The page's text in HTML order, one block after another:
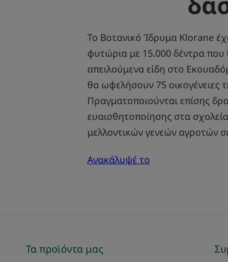
Το Βοτανικό Ίδρυμα Klorane
φυτώρια με 15.000 δέντρα
απειλούμενα είδη στο
θα ωφελήσουν 75 οικογένειες
Πραγματοποιούνται επίσης
ευαισθητοποίησης στα
μελλοντικών γενεών αγροτών
Ανακάλυψέ το
Τα προϊόντα μας